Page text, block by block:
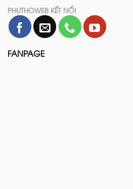
PHUTHOWEB KẾT NỐI
FANPAGE